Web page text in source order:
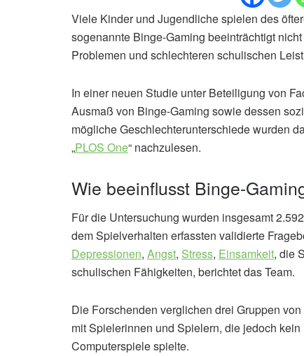
Viele Kinder und Jugendliche spielen des
sogenannte Binge-Gaming beeinträchtigt
Problemen und schlechteren schulischen
In einer neuen Studie unter Beteiligung von
Ausmaß von Binge-Gaming sowie dessen
mögliche Geschlechterunterschiede wurden
„PLOS One“ nachzulesen.
Wie beeinflusst Binge-
Für die Untersuchung wurden insgesamt
dem Spielverhalten erfassten validierte
Depressionen, Angst, Stress, Einsamkeit, die
schulischen Fähigkeiten, berichtet das Team.
Die Forschenden verglichen drei Gruppen
mit Spielerinnen und Spielern, die jedoch
Computerspiele spielte.